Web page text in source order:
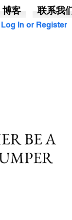
Log In or Register
BE A
博客 联系我们